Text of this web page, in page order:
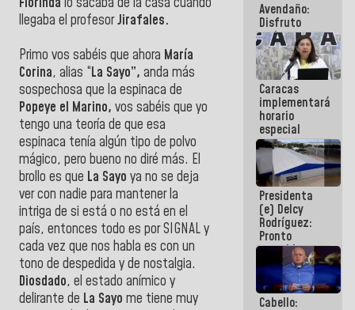
llegaba el profesorJirafales.
Primo vos sabéis que ahora María
Corina, alias “La Sayo”, anda más
sospechosa que la espinaca de
Popeye el Marino, vos sabéis que yo
tengo una teoría de que esa
espinaca tenía algún tipo de polvo
mágico, pero bueno no diré más. El
brollo es que La Sayo ya no se deja
ver con nadie para mantener la
intriga de si está o no está en el
país, entonces todo es por SIGNAL y
cada vez que nos habla es con un
tono de despedida y de nostalgia.
Diosdado, el estado anímico y
delirante de La Sayo me tiene muy
Avendaño:
Disfruto
cada vez
que escribes
porque lo
que haces
es
embarrarla
Caracas
implementará
horario
especial
para
adaptarse
al plan de
ahorro
energético
Presidenta
(e) Delcy
Rodríguez:
Pronto
restableceremos
las
operaciones
en el
Aeropuerto
Cabello: